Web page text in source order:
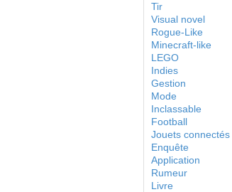
Tir
Visual novel
Rogue-Like
Minecraft-like
LEGO
Indies
Gestion
Mode
Inclassable
Football
Jouets connectés
Enquête
Application
Rumeur
Livre